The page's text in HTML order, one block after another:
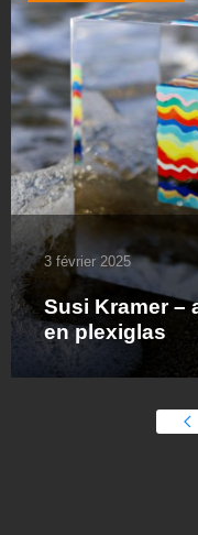
3 février 2025
Susi Kramer –
en plexiglas